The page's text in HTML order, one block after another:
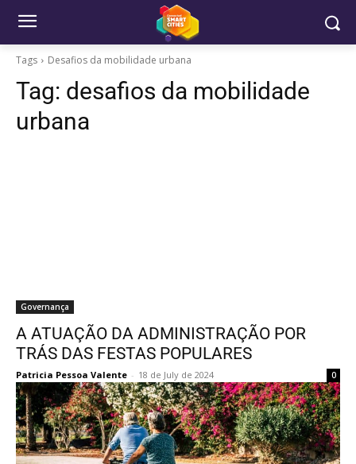
Tags Desafios da mobilidade urbana
Tag: desafios da mobilidade
urbana
Governança
A ATUAÇÃO DA ADMINISTRAÇÃO POR
TRÁS DAS FESTAS POPULARES
Patricia Pessoa Valente - 18 de July de 2024 0